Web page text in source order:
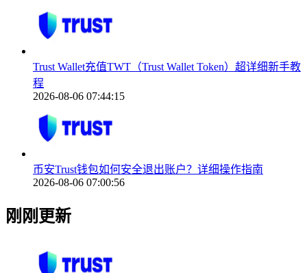
Trust Wallet充值TWT（Trust Wallet Token）超详细新手教
程
2026-08-06 07:44:15
币安Trust钱包如何安全退出账户？详细操作指南
2026-08-06 07:00:56
刚刚更新